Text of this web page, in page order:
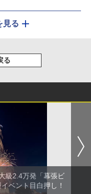
見る
る
級2.4万発「幕張ビ
ベント目白押し！